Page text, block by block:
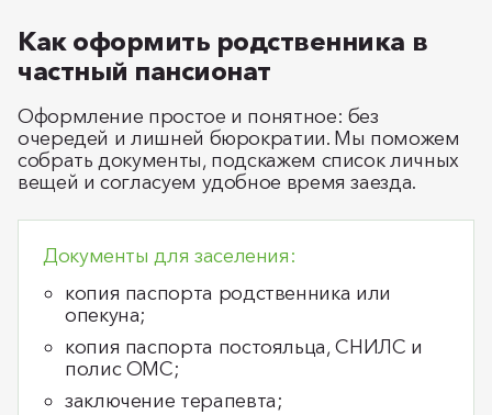
Как оформить родственника в
частный пансионат
Оформление простое и понятное: без
очередей и лишней бюрократии. Мы поможем
собрать документы, подскажем список личных
вещей и согласуем удобное время заезда.
Документы для заселения:
копия паспорта родственника или
опекуна;
копия паспорта постояльца, СНИЛС и
полис ОМС;
заключение терапевта;